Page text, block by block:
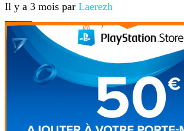
Il y a 3 mois par Laerezh